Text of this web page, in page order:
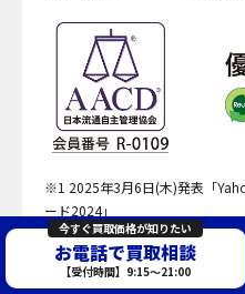
今すぐ買取価格が知りたい
お電話で買取相談
【受付時間】9:15～21:00
※1 2025年3月6日(木)発表「
ード2024」
※2 2025年6月時点